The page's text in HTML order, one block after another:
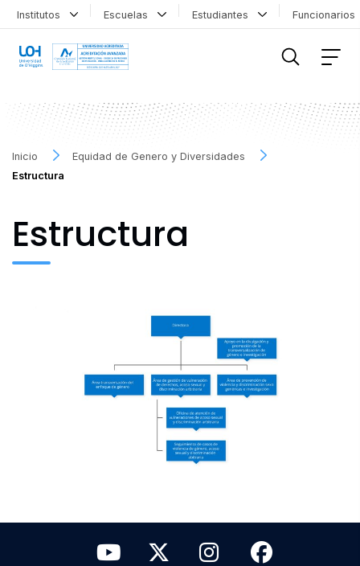
Institutos Escuelas Estudiantes
Inicio
Equidad de Genero y Diversidades
Estructura
Estructura